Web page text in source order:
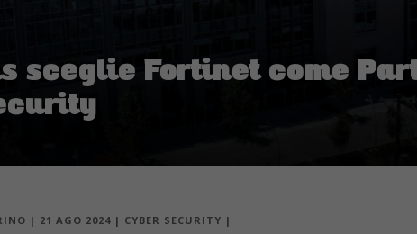
sceglie Fortinet come
|21 AGO 2024|CYBER SECURITY|